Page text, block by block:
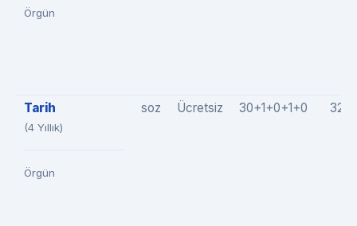
Örgün
Tarih
(4 Yıllık)
Örgün
soz Ücretsiz 30+1+0+1+0